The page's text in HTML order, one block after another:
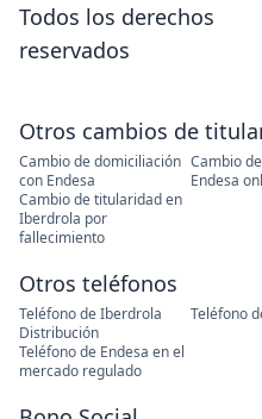
Otros cambios de
Cambio de domiciliación
con Endesa
Cambio
Endesa
Cambio de titularidad en
Iberdrola por
fallecimiento
Otros teléfonos
Teléfono de Iberdrola
Distribución
Teléfono
Teléfono de Endesa en el
mercado regulado
Todos los derechos
reservados